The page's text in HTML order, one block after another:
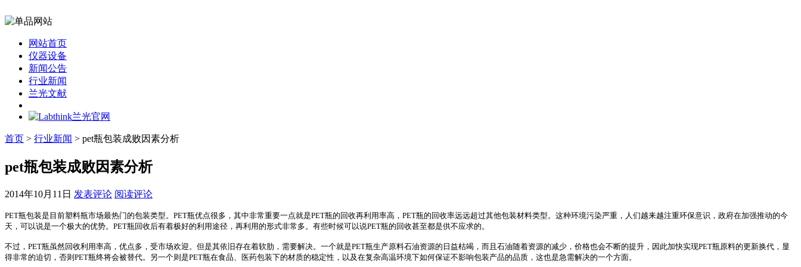
网站首页
仪器设备
新闻公告
行业新闻
兰光文献
首页 > 行业新闻 > pet瓶包装成败因素分析
pet瓶包装成败因素分析
2014年10月11日 发表评论 阅读评论
PET瓶包装是目前塑料瓶市场最热门的包装类型。PET瓶优点很多，其中非常重要一点就是PET瓶的回收再利用率高，PET瓶的回收率远远超过其他包装材料类型。这种环境污染严重，人们越来越注重环保意识，政府在加强推动的今
天，可以说是一个极大的优势。PET瓶回收后有着极好的利用途径，再利用的形式非常多。有些时候可以说PET瓶的回收甚至都是供不应求的。
不过，PET瓶虽然回收利用率高，优点多，受市场欢迎。但是其依旧存在着软肋，需要解决。一个就是PET瓶生产原料石油资源的日益枯竭，而且石油随着资源的减少，价格也会不断的提升，因此加快实现PET瓶原料的更新换代，显
得非常的迫切，否则PET瓶终将会被替代。另一个则是PET瓶在食品、医药包装下的材质的稳定性，以及在复杂高温环境下如何保证不影响包装产品的品质，这也是急需解决的一个方面。